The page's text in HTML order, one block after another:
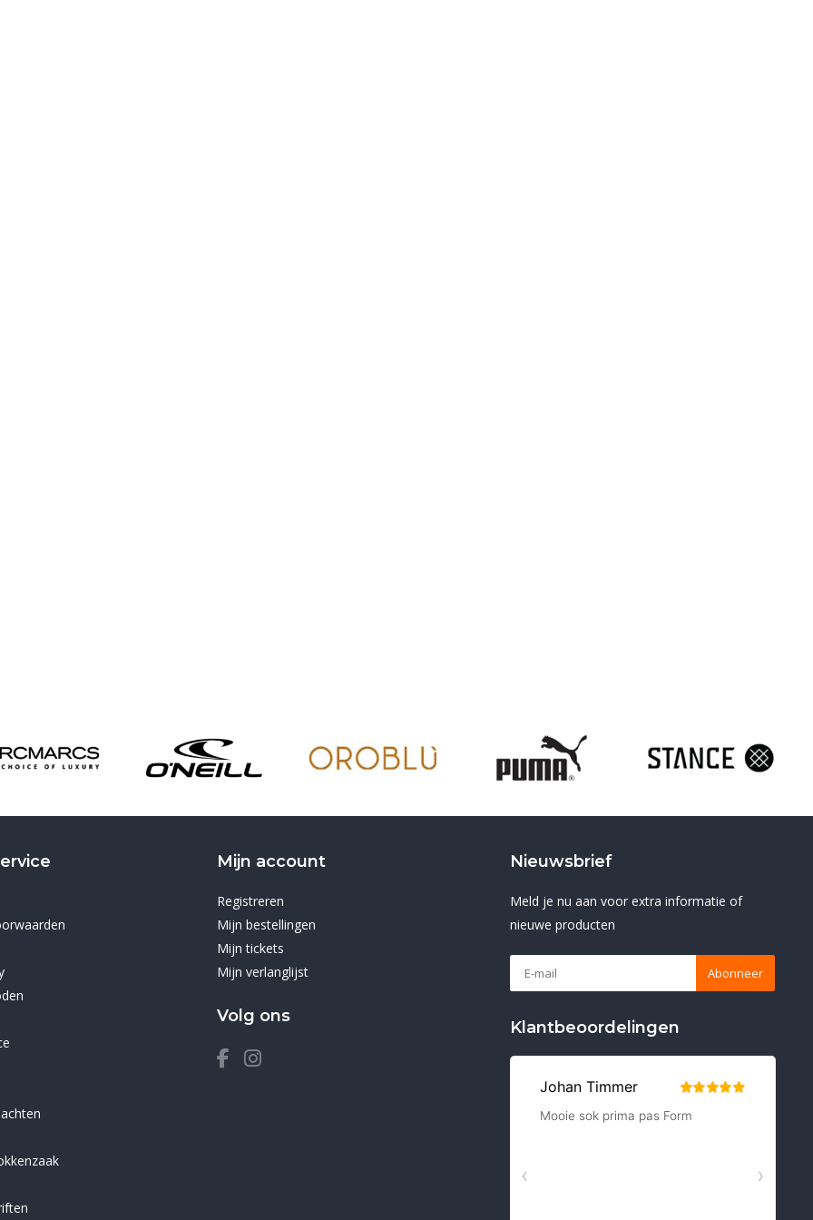
Mijn account
Registreren
Mijn bestellingen
Mijn tickets
Mijn verlanglijst
Volg ons
Nieuwsbrief
Meld je nu aan voor extra informatie of
nieuwe producten
Abonneer
Klantbeoordelingen